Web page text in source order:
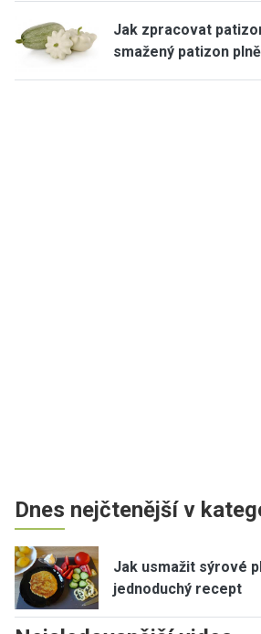
Jak zpracovat
smažený patizon
Dnes nejčtenější v
Jak usmažit sýrové
jednoduchý recept